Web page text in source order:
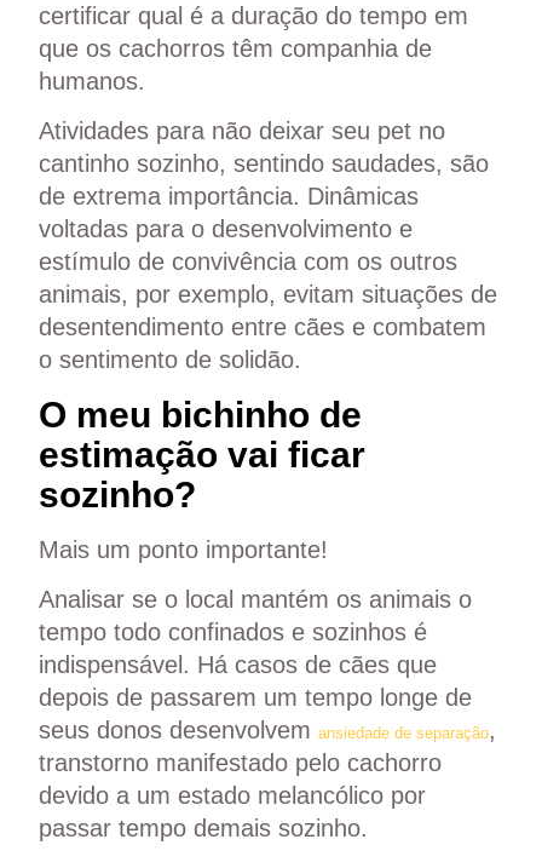
certificar qual é a duração do tempo em
que os cachorros têm companhia de
humanos.
Atividades para não deixar seu pet no
cantinho sozinho, sentindo saudades, são
de extrema importância. Dinâmicas
voltadas para o desenvolvimento e
estímulo de convivência com os outros
animais, por exemplo, evitam situações de
desentendimento entre cães e combatem
o sentimento de solidão.
O meu bichinho de
estimação vai ficar
sozinho?
Mais um ponto importante!
Analisar se o local mantém os animais o
tempo todo confinados e sozinhos é
indispensável. Há casos de cães que
depois de passarem um tempo longe de
seus donos desenvolvem ansiedade de separação,
transtorno manifestado pelo cachorro
devido a um estado melancólico por
passar tempo demais sozinho.